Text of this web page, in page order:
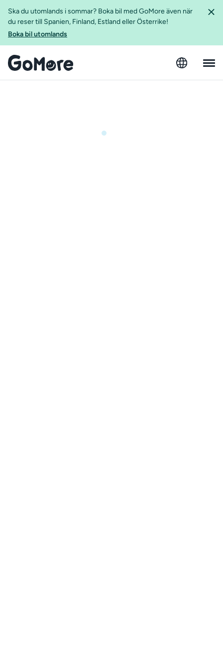
Ska du utomlands i sommar? Boka bil med GoMore även när
du reser till Spanien, Finland, Estland eller Österrike!
Boka bil utomlands